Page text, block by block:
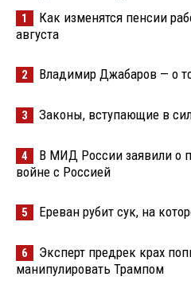
1
Как изменятся пенсии
августа
2 Владимир Джабаров — о
3 Законы, вступающие в
4
В МИД России заявили о
войне с Россией
5 Ереван рубит сук, на
6
Эксперт предрек крах
манипулировать Трампом